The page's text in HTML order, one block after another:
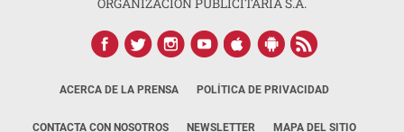
ACERCA DE LA PRENSA POLÍTICA DE PRIVACIDAD
CONTACTA CON NOSOTROS NEWSLETTER MAPA DEL SITIO